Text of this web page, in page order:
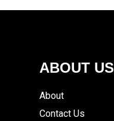
ABOUT US
About
Contact Us